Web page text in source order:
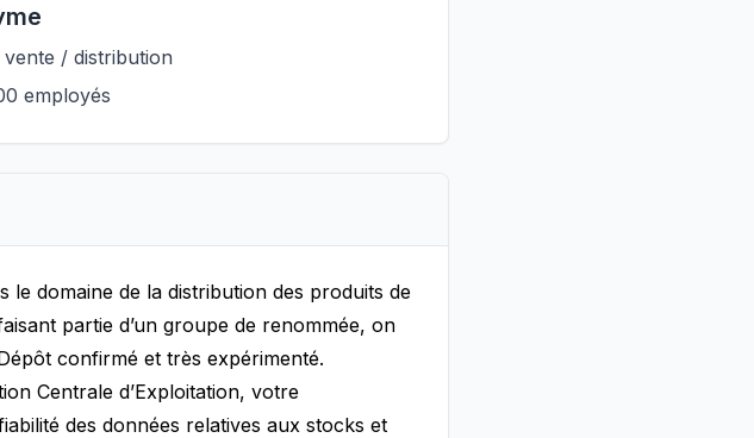
/ distribution
employés
le domaine de la distribution des produits de
partie d’un groupe de renommée, on
confirmé et très expérimenté.
Centrale d’Exploitation, votre
des données relatives aux stocks et